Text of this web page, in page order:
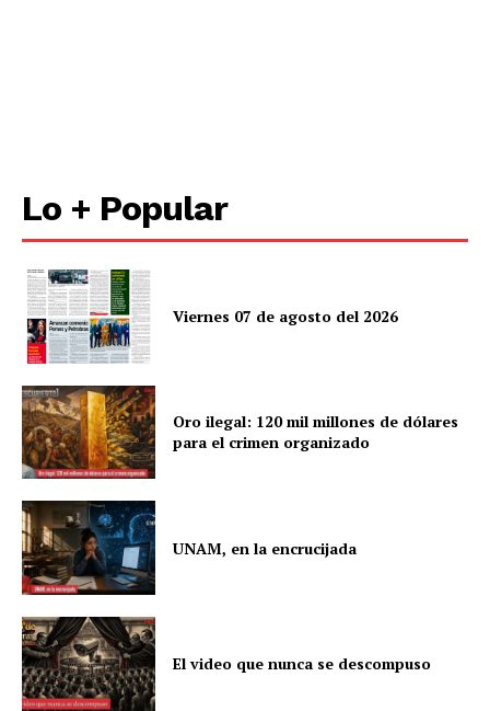
Lo + Popular
Viernes 07 de agosto del 2026
Oro ilegal: 120 mil millones de dólares
para el crimen organizado
UNAM, en la encrucijada
El video que nunca se descompuso